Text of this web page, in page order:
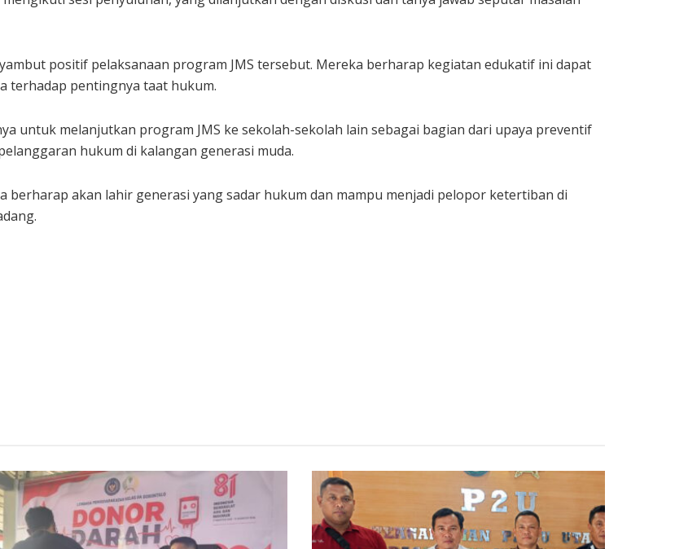
positif pelaksanaan program JMS tersebut. Mereka berharap kegiatan edukatif ini dapat
terhadap pentingnya taat hukum.
untuk melanjutkan program JMS ke sekolah-sekolah lain sebagai bagian dari upaya preventif
hukum di kalangan generasi muda.
berharap akan lahir generasi yang sadar hukum dan mampu menjadi pelopor ketertiban di